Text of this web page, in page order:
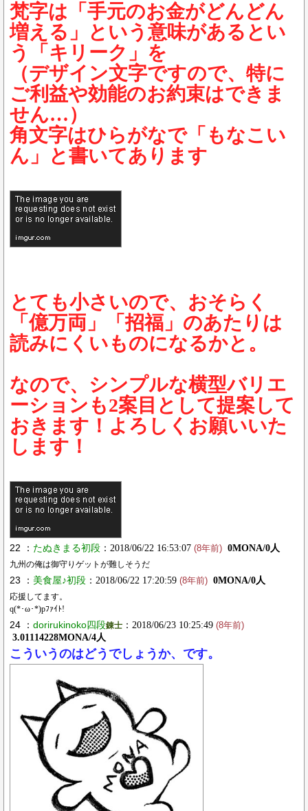
梵字は「手元のお金がどんどん
増える」という意味があるとい
う「キリーク」を
（デザイン文字ですので、特に
ご利益や効能のお約束はできま
せん…）
角文字はひらがなで「もなこい
ん」と書いてあります
とても小さいので、おそらく
「億万両」「招福」のあたりは
読みにくいものになるかと。
なので、シンプルな横型バリエ
ーションも2案目として提案して
おきます！よろしくお願いいた
します！
22 ： たぬきまる初段 ：2018/06/22 16:53:07 (8年前) 0MONA/0人
九州の俺は御守りゲットが難しそうだ
23 ： 美食屋♪初段 ：2018/06/22 17:20:59 (8年前) 0MONA/0人
応援してます。
q(*･ω･*)pﾌｧｲﾄ!
24 ： dorirukinoko四段錬士 ：2018/06/23 10:25:49 (8年前)
3.01114228MONA/4人
こういうのはどうでしょうか、です。